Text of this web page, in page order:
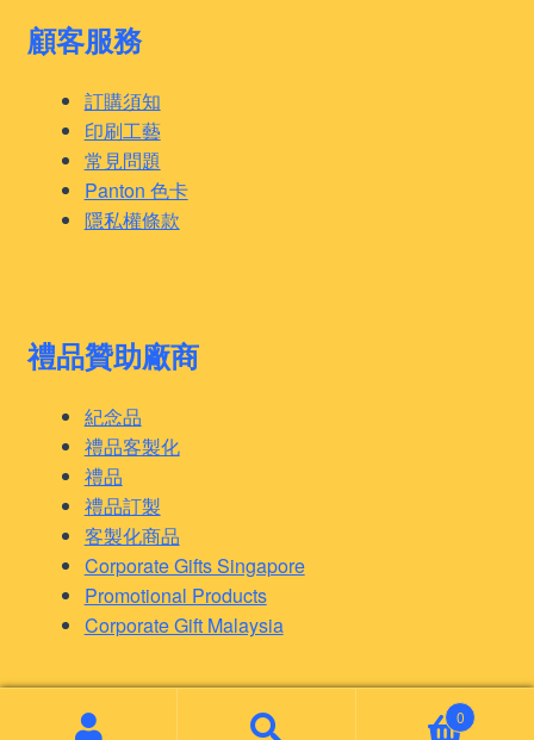
顧客服務
訂購須知
印刷工藝
常見問題
Panton 色卡
隱私權條款
禮品贊助廠商
紀念品
禮品客製化
禮品
禮品訂製
客製化商品
Corporate Gifts Singapore
Promotional Products
Corporate Gift Malaysia
© 客製化禮品 2026 0